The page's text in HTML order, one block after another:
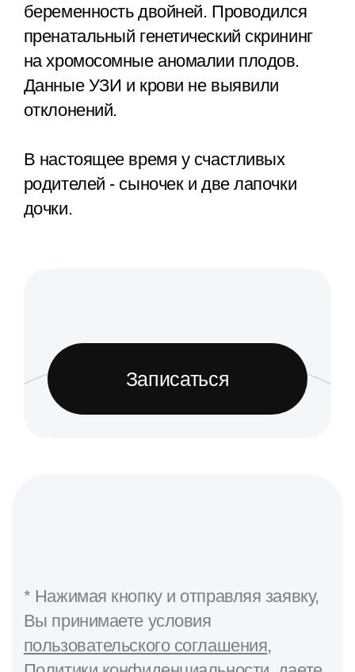
беременность двойней. Проводился
пренатальный генетический скрининг
на хромосомные аномалии плодов.
Данные УЗИ и крови не выявили
отклонений.
В настоящее время у счастливых
родителей - сыночек и две лапочки
дочки.
Записаться
* Нажимая кнопку и отправляя заявку,
Вы принимаете условия
пользовательского соглашения,